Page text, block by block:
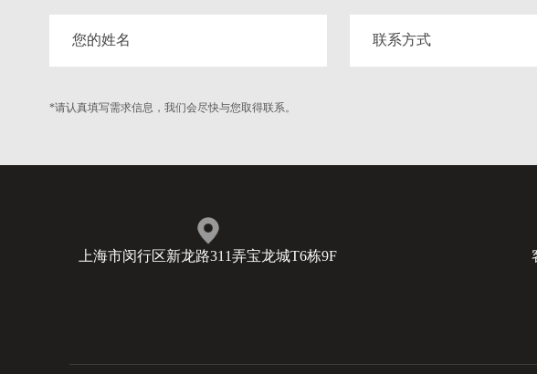
*请认真填写需求信息，我们会尽快与您取得联系。
上海市闵行区新龙路311弄宝龙城T6栋9F